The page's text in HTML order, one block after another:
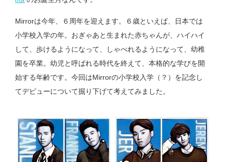
Mirrorは今年、６周年を迎えます。６歳といえば、日本では
小学校入学の年。おぎゃあと生まれた赤ちゃんが、ハイハイ
して、歩けるようになって、しゃべれるようになって、幼稚
園を卒業。幼児と呼ばれる時代を終えて、本格的な学びを開
始する年齢です。今回はMirrorの小学校入学（？）を記念し
てデビューについて掘り下げて考えてみました。